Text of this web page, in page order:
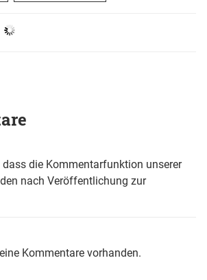
dass die Kommentarfunktion unserer
nach Veröffentlichung zur
Kommentare vorhanden.